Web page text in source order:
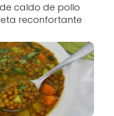
caldo de pollo
reconfortante